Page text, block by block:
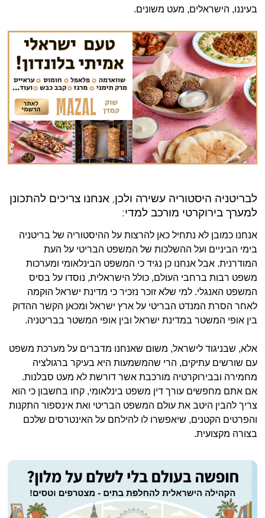
בעיננו, הישראלים, מעט משונים.
לבריטניה היסטוריה עשירה ולכן, אנחנו צריכים להתכונן
למערך בירוקרטי מורכב למדי:
אנחנו כמובן לא נתחיל כאן להרצות על ההיסטוריה של בריטניה
בימי הביניים ועל ההשלכות של המשפט הבריטי על העת
המודרנית. אבל אנחנו כן נגיד כי המשפט הבינלאומי ומערכות
משפט רבות ברחבי העולם, כולל הישראלית, נוסדו על בסיס
המשפט האנגלי. למי שלא זוכר נזכיר כי מדינת ישראל הוקמה
לאחר הסרת המנדט הבריטי על ארץ ישראל ומכאן הקשר ההדוק
בין אופי המשטר במדינת ישראל ובין אופי המשטר בבריטניה.
אלא, שבניגוד לישראל, משום שאנחנו מדברים על מערכת משפט
עם שורשים עתיקים, הרי שהמשמעות היא בעיקר ברגולציה
מחמירה ובבירוקרטיה מורכבת אשר דורשת לא מעט סבלנות.
אם אתם מחפשים עורך דין משפט בינלאומי, קחו בחשבון כי הוא
צריך להבין היטב את עולם המשפט הבריטי ואת אינספור התקנות
והפרטים הקטנים, שיאפשרו לו להילחם על האינטרסים שלכם
בצורה מקצועית.